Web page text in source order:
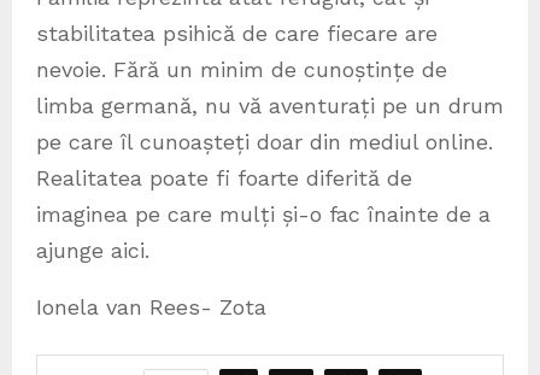
stabilitatea psihică de care fiecare are
nevoie. Fără un minim de cunoștințe de
limba germană, nu vă aventurați pe un drum
pe care îl cunoașteți doar din mediul online.
Realitatea poate fi foarte diferită de
imaginea pe care mulți și-o fac înainte de a
ajunge aici.
Ionela van Rees- Zota